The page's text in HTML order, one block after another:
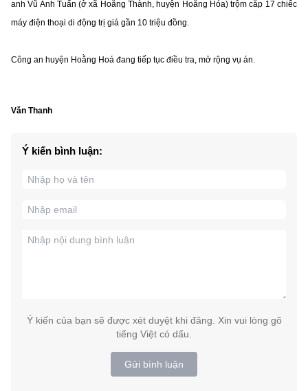
anh Vũ Anh Tuấn (ở xã Hoằng Thành, huyện Hoằng Hóa) trộm cắp 17 chiếc
máy điện thoại di động trị giá gần 10 triệu đồng.
Công an huyện Hoằng Hoá đang tiếp tục điều tra, mở rộng vụ án.
Văn Thanh
Ý kiến bình luận:
Ý kiến của bạn sẽ được xét duyệt khi đăng. Xin vui lòng gõ
tiếng Việt có dấu.
Gửi bình luận